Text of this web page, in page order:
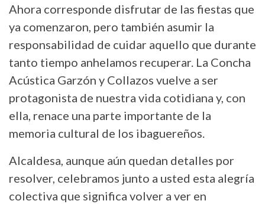
Ahora corresponde disfrutar de las fiestas que
ya comenzaron, pero también asumir la
responsabilidad de cuidar aquello que durante
tanto tiempo anhelamos recuperar. La Concha
Acústica Garzón y Collazos vuelve a ser
protagonista de nuestra vida cotidiana y, con
ella, renace una parte importante de la
memoria cultural de los ibaguereños.
Alcaldesa, aunque aún quedan detalles por
resolver, celebramos junto a usted esta alegría
colectiva que significa volver a ver en